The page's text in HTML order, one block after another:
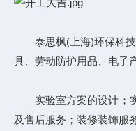
泰思枫(上海)环保科技
具、劳动防护用品、电子
实验室方案的设计；实
及售后服务；装修装饰服